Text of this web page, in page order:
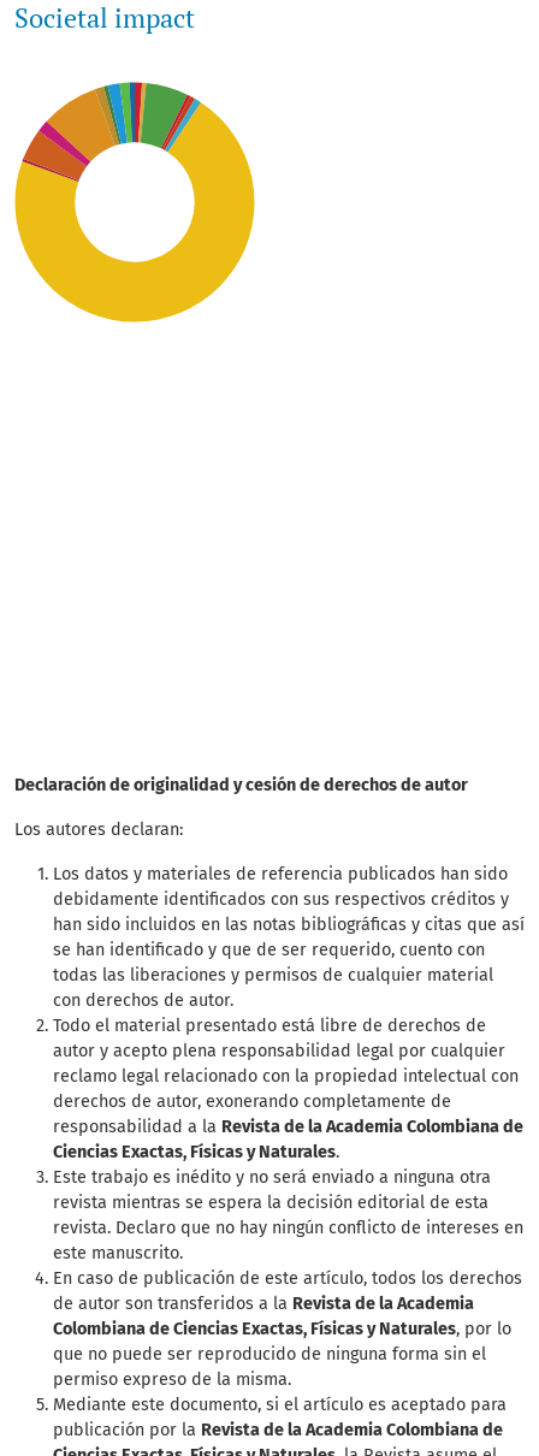
Societal impact
Declaración de originalidad y cesión de derechos de autor
Los autores declaran:
Los datos y materiales de referencia publicados han sido
debidamente identificados con sus respectivos créditos y
han sido incluidos en las notas bibliográficas y citas que así
se han identificado y que de ser requerido, cuento con
todas las liberaciones y permisos de cualquier material
con derechos de autor.
Todo el material presentado está libre de derechos de
autor y acepto plena responsabilidad legal por cualquier
reclamo legal relacionado con la propiedad intelectual con
derechos de autor, exonerando completamente de
responsabilidad a la Revista de la Academia Colombiana de
Ciencias Exactas, Físicas y Naturales.
Este trabajo es inédito y no será enviado a ninguna otra
revista mientras se espera la decisión editorial de esta
revista. Declaro que no hay ningún conflicto de intereses en
este manuscrito.
En caso de publicación de este artículo, todos los derechos
de autor son transferidos a la Revista de la Academia
Colombiana de Ciencias Exactas, Físicas y Naturales, por lo
que no puede ser reproducido de ninguna forma sin el
permiso expreso de la misma.
Mediante este documento, si el artículo es aceptado para
publicación por la Revista de la Academia Colombiana de